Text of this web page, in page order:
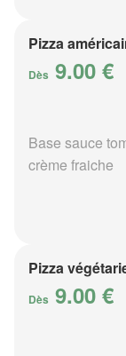
Pizza
Dès 9.00 €
Base sauce
crème fraiche
Pizza
Dès 9.00 €